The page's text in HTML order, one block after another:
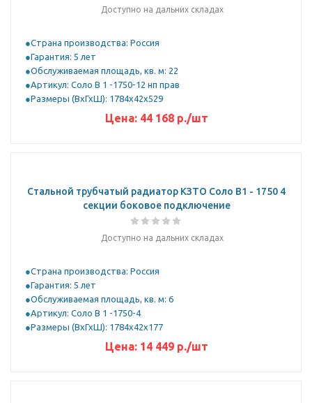
Доступно на дальних складах
Страна производства: Россия
Гарантия: 5 лет
Обслуживаемая площадь, кв. м: 22
Артикул: Соло В 1 -1750-12 нп прав
Размеры (ВхГхШ): 1784х42х529
Цена: 44 168р./шт
Стальной трубчатый радиатор КЗТО Соло B1 - 1750 4
секции боковое подключение
Доступно на дальних складах
Страна производства: Россия
Гарантия: 5 лет
Обслуживаемая площадь, кв. м: 6
Артикул: Соло В 1 -1750-4
Размеры (ВхГхШ): 1784х42х177
Цена: 14 449р./шт